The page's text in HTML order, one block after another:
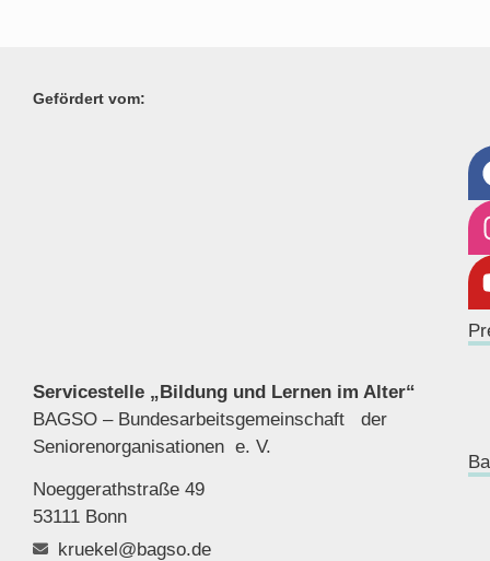
Gefördert vom:
Servicestelle „Bildung und Lernen im Alter“
BAGSO – Bundesarbeitsgemeinschaft der
Seniorenorganisationen e. V.
Noeggerathstraße 49
53111 Bonn
kruekel@bagso.de